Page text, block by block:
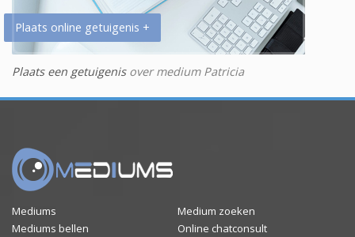
Plaats online getuigenis +
Plaats een getuigenisover medium Patricia
Mediums
Medium zoeken
Mediums bellen
Online chatconsult